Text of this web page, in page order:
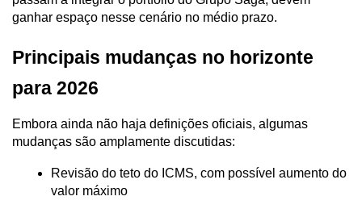
ganhar espaço nesse cenário no médio prazo.
Principais mudanças no horizonte
para 2026
Embora ainda não haja definições oficiais, algumas
mudanças são amplamente discutidas:
Revisão do teto do ICMS, com possível aumento do
valor máximo